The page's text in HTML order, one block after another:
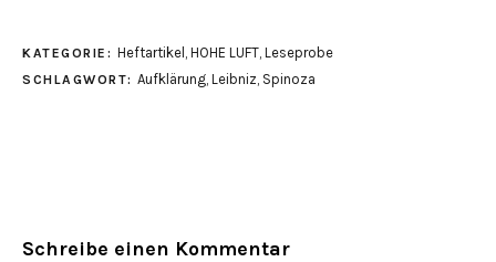
teilen
(Wird
in
neuem
(Wird
neuem
KATEGORIE: Heftartikel HOHE LUFT, Leseprobe
SCHLAGWORT: Aufklärung Leibniz Spinoza
Schreibe einen Kommentar